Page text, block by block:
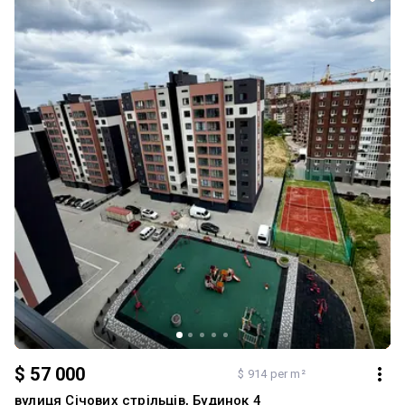
Кухня: обладнана якісними вбудованими меблями та технікою в
глибокому класичному відтінку. Якісна побутова техніка
(варильна панель, духовка, мікрохвильовка, пральна машина).
Окраса кухні облаштована засклена лоджія з панорамним
вікном та барними стільцями для ранкової кави. Індивідуальне
опалення: ви самі керуєте теплом у своєму домі та економите на
комунальних платежах. Релакс-зона: простора ванна кімната з
кутовою джакузі-ванною Кімнати: затишні, правильної форми, є
вбудована шафа-купе з тематичним фотофасадом та робоче
місце. Лоджії: дві засклені лоджії, одна з яких перетворена на
відпочинкову зону з красивим краєвидом на місто.
Інфраструктура: будинок розташований у районі з відмінно
розвиненою інфраструктурою. У пішій доступності все
необхідне для комфортного проживання. Телефонуйте для
огляду та додаткових деталей
$ 57 000 $ 914 per m²
вулиця Січових стрільців, Будинок 4